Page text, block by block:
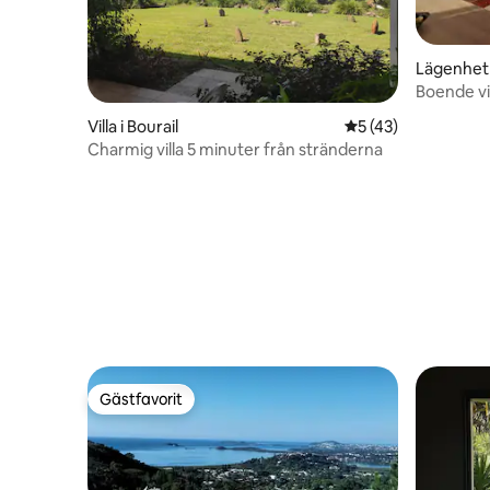
Villa i Bourail 5 av 5 i
5 (43)
Charmig villa 5 minuter från stränderna
Boende
Gästfavorit
Gästfavorit